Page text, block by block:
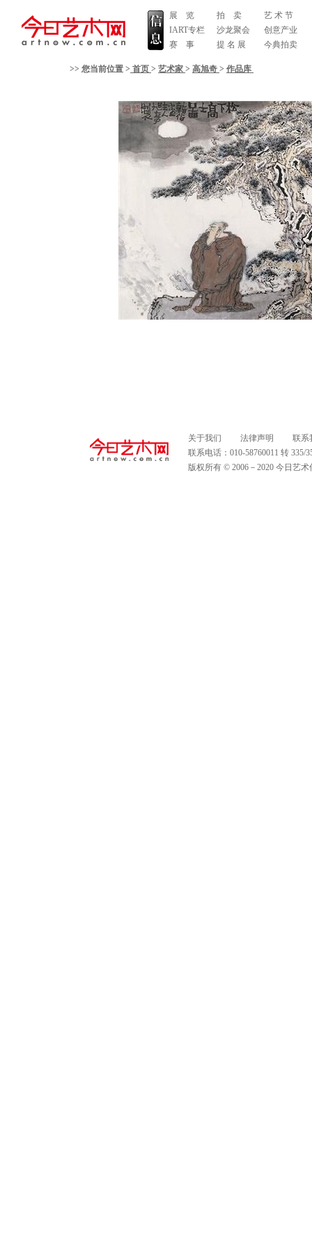
展 览
IART专栏
赛 事
拍 卖
沙龙聚会
提 名 展
艺 术 节
创意产业
今典拍卖
>> 您当前位置 > 首页 > 艺术家 > 高旭奇 > 作品库
关于我们 法律声明
联系
联系电话：010-58760011 转
版权所有 © 2006－2020 今日艺